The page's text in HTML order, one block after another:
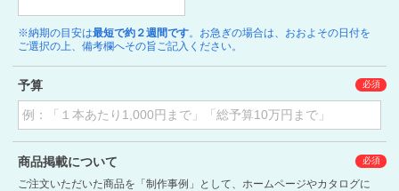
※納期の目安は最短で約２週間です。お急ぎの場合は、おおよその日付を
ご選択の上、備考欄へその旨ご記入ください。
予算
商品掲載について
ご注文いただいた商品を「制作事例」として、ホームページやカタログに